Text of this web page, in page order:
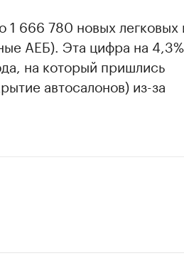
1 666 780 новых легковых
АЕБ). Эта цифра на 4,3%
на который пришлись
автосалонов) из-за